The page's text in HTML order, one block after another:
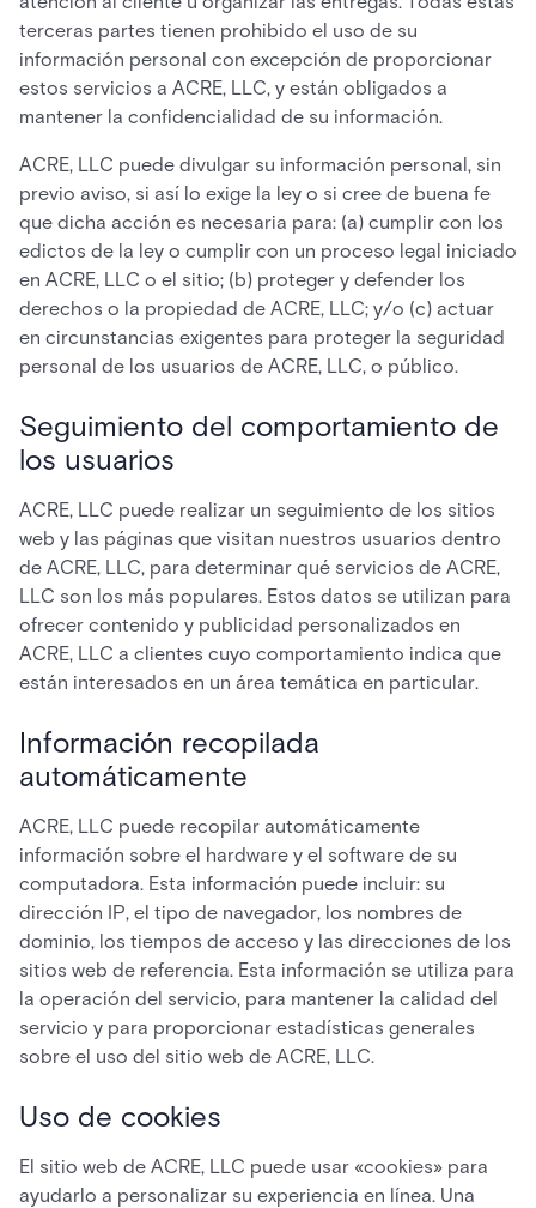
terceras partes tienen prohibido el uso de su
información personal con excepción de proporcionar
estos servicios a ACRE, LLC, y están obligados a
mantener la confidencialidad de su información.
ACRE, LLC puede divulgar su información personal, sin
previo aviso, si así lo exige la ley o si cree de buena fe
que dicha acción es necesaria para: (a) cumplir con los
edictos de la ley o cumplir con un proceso legal iniciado
en ACRE, LLC o el sitio; (b) proteger y defender los
derechos o la propiedad de ACRE, LLC; y/o (c) actuar
en circunstancias exigentes para proteger la seguridad
personal de los usuarios de ACRE, LLC, o público.
Seguimiento del comportamiento de
los usuarios
ACRE, LLC puede realizar un seguimiento de los sitios
web y las páginas que visitan nuestros usuarios dentro
de ACRE, LLC, para determinar qué servicios de ACRE,
LLC son los más populares. Estos datos se utilizan para
ofrecer contenido y publicidad personalizados en
ACRE, LLC a clientes cuyo comportamiento indica que
están interesados en un área temática en particular.
Información recopilada
automáticamente
ACRE, LLC puede recopilar automáticamente
información sobre el hardware y el software de su
computadora. Esta información puede incluir: su
dirección IP, el tipo de navegador, los nombres de
dominio, los tiempos de acceso y las direcciones de los
sitios web de referencia. Esta información se utiliza para
la operación del servicio, para mantener la calidad del
servicio y para proporcionar estadísticas generales
sobre el uso del sitio web de ACRE, LLC.
Uso de cookies
El sitio web de ACRE, LLC puede usar «cookies» para
ayudarlo a personalizar su experiencia en línea. Una